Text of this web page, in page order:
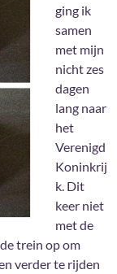
ging ik
samen
met mijn
nicht zes
dagen
lang naar
het
Verenigd
Koninkrij
k. Dit
keer niet
met de
trein op om
verder te rijden